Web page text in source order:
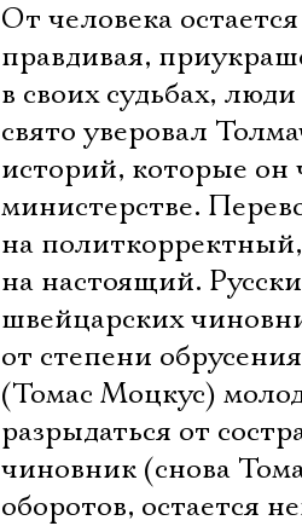
От человека
правдивая,
в своих судьбах,
свято уверовал
историй, которые он
министерстве.
на
на настоящий.
швейцарских
от степени
(Томас Моцкус)
разрыдаться от
чиновник (снова
оборотов, остается